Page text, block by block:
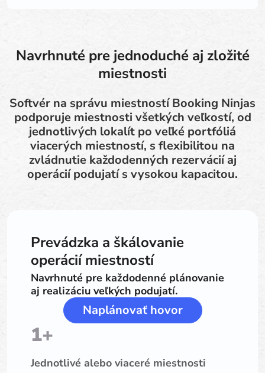
Navrhnuté pre jednoduché aj zložité
miestnosti
Softvér na správu miestností Booking Ninjas
podporuje miestnosti všetkých veľkostí, od
jednotlivých lokalít po veľké portfóliá
viacerých miestností, s flexibilitou na
zvládnutie každodenných rezervácií aj
operácií podujatí s vysokou kapacitou.
Prevádzka a škálovanie
operácií miestností
Navrhnuté pre každodenné plánovanie
aj realizáciu veľkých podujatí.
Naplánovať hovor
1+
Jednotlivé alebo viaceré miestnosti